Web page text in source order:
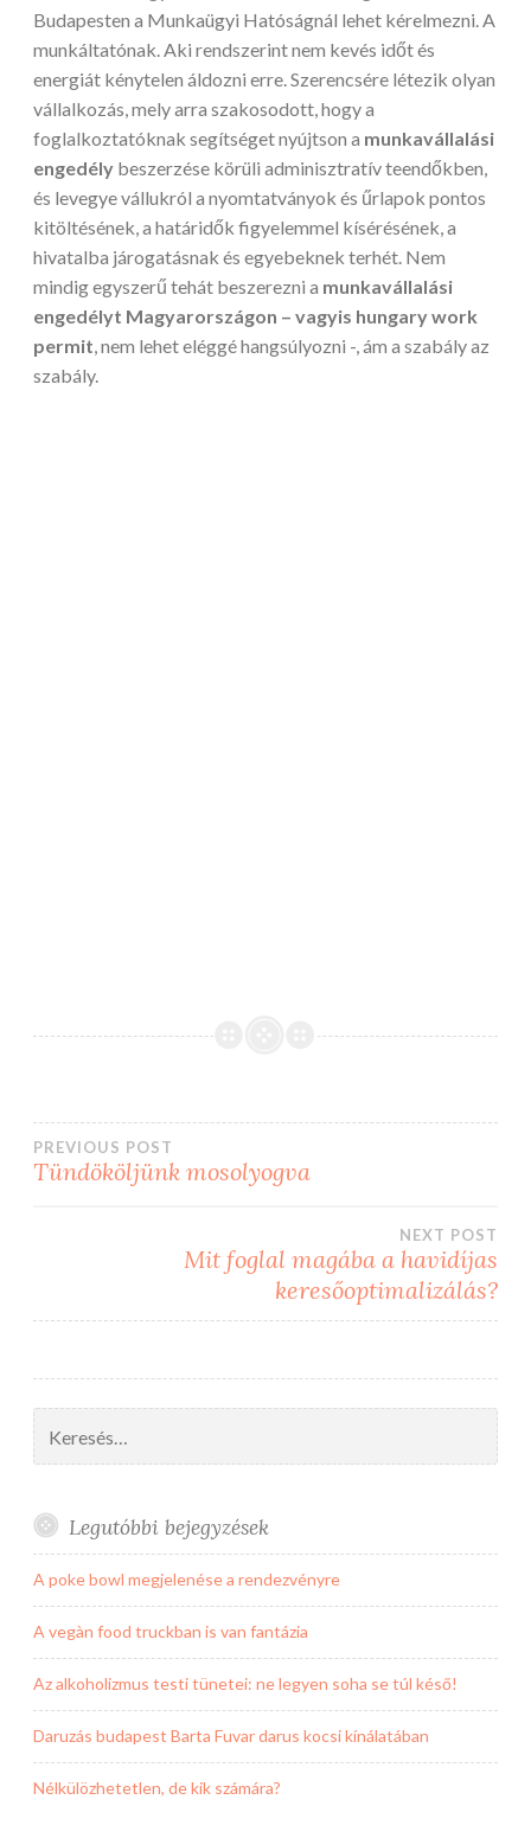
Budapesten a Munkaügyi Hatóságnál lehet kérelmezni.A
munkáltatónak. Aki rendszerint nem kevés időt és
energiát kénytelen áldozni erre. Szerencsére létezik olyan
vállalkozás, mely arra szakosodott, hogy a
foglalkoztatóknak segítséget nyújtson a munkavállalási
engedély beszerzése körüli adminisztratív teendőkben,
és levegye vállukról a nyomtatványok és űrlapok pontos
kitöltésének, a határidők figyelemmel kísérésének, a
hivatalba járogatásnak és egyebeknek terhét. Nem
mindig egyszerű tehát beszerezni a munkavállalási
engedélyt Magyarországon – vagyis hungary work
permit, nem lehet eléggé hangsúlyozni -, ám a szabály az
szabály.
Bejegyzés
PREVIOUS POST
Tündököljünk mosolyogva
NEXT POST
Mit foglal magába a havidíjas
keresőoptimalizálás?
Legutóbbi bejegyzések
A poke bowl megjelenése a rendezvényre
A vegàn food truckban is van fantázia
Az alkoholizmus testi tünetei: ne legyen soha se túl késő!
Daruzás budapest Barta Fuvar darus kocsi kínálatában
Nélkülözhetetlen, de kik számára?